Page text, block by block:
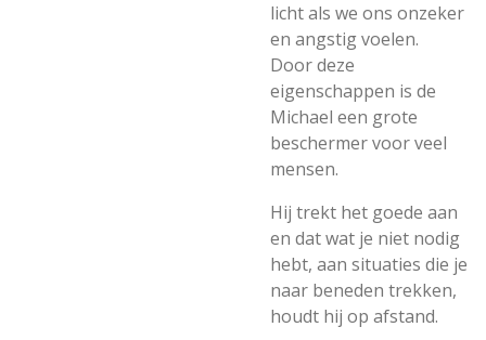
licht als we ons onzeker
en angstig voelen.
Door deze
eigenschappen is de
Michael een grote
beschermer voor veel
mensen.
Hij trekt het goede aan
en dat wat je niet nodig
hebt, aan situaties die je
naar beneden trekken,
houdt hij op afstand.